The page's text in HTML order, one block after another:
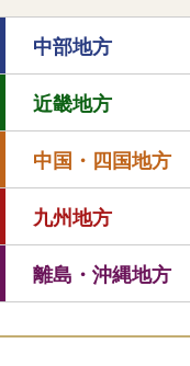
中部地方
近畿地方
中国・四国地方
九州地方
離島・沖縄地方